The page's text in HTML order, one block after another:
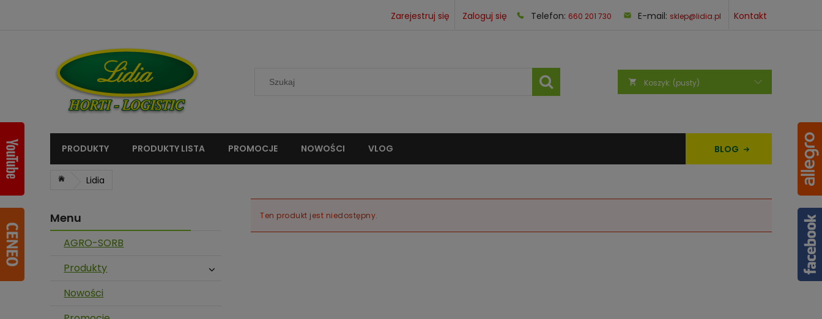
Telefon: 660 201 730 E-mail: sklep@lidia.pl Kontakt
Zarejestruj się Zaloguj się
Koszyk: (pusty)
PRODUKTY PRODUKTY LISTA PROMOCJE NOWOŚCI VLOG BLOG
Lidia
Menu
AGRO-SORB
Produkty
Nowości
Ten produkt jest niedostępny.